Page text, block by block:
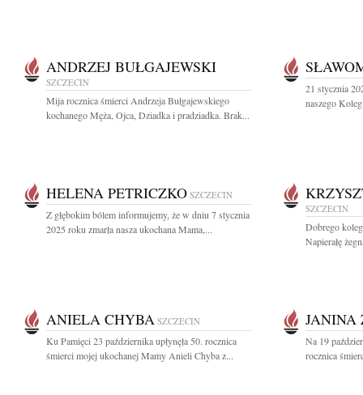
ANDRZEJ BUŁGAJEWSKI
SZCZECIN
Mija rocznica śmierci Andrzeja Bułgajewskiego
kochanego Męża, Ojca, Dziadka i pradziadka. Brak...
21 stycznia
naszego
HELENA PETRICZKO SZCZECIN
Z głębokim bólem informujemy, że w dniu 7 stycznia
2025 roku zmarła nasza ukochana Mama,...
SZCZECIN
Dobrego
Napierałę
ANIELA CHYBA SZCZECIN
Ku Pamięci 23 października upłynęła 50. rocznica
śmierci mojej ukochanej Mamy Anieli Chyba z...
JANINA
Na 19
rocznica